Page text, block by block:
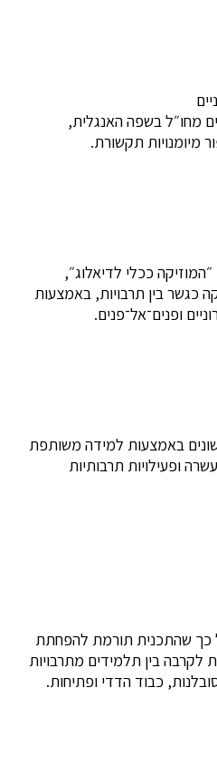
מחו״ל בשפה האנגלית,
מיומנויות תקשורת.
״המוזיקה ככלי לדיאלוג״,
כגשר בין תרבויות, באמצעות
ופנים־אל־פנים.
באמצעות למידה משותפת
ופעילויות תרבותיות
כך שהתכנית תורמת להפחתת
לקרבה בין תלמידים מתרבויות
כבוד הדדי ופתיחות.